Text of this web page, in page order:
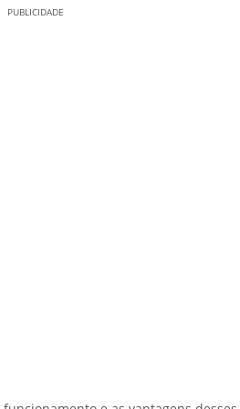
PUBLICIDADE